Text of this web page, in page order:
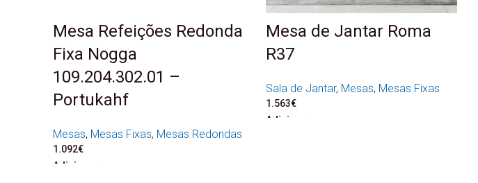
Mesa Refeições Redonda
Fixa Nogga
109.204.302.01 –
Portukahf
Mesas, Mesas Fixas, Mesas Redondas
1.092€
Adicionar
Mesa de Jantar Roma
R37
Sala de Jantar, Mesas, Mesas Fixas
1.563€
Adicionar